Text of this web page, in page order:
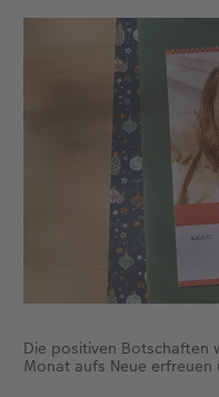
Die positiven Botschaften
Monat aufs Neue erfreuen